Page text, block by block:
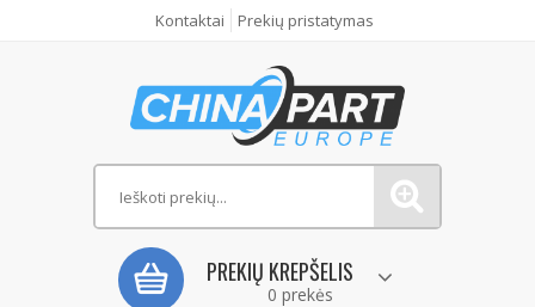
Kontaktai Prekių pristatymas
PREKIŲ KREPŠELIS
0 prekės